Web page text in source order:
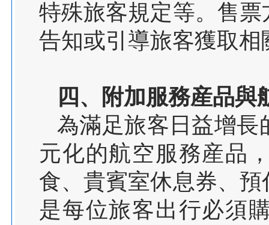
特殊旅客規定等。售
告知或引導旅客獲取相
四、附加服務産品與
為滿足旅客日益增長
元化的航空服務産品
食、貴賓室休息券、
是每位旅客出行必須